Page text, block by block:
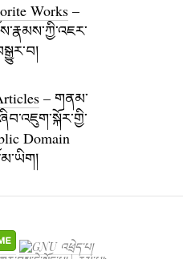
Works –
– གནམ་
Domain